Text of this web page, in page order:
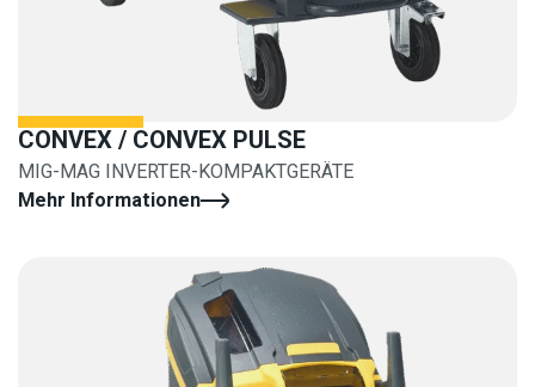
CONVEX / CONVEX PULSE
MIG-MAG INVERTER-KOMPAKTGERÄTE
Mehr Informationen